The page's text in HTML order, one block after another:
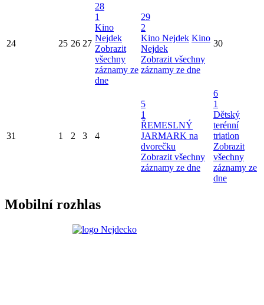
24 25 26 27
28
1
Kino
Nejdek
Zobrazit
všechny
záznamy ze
dne
29
2
Kino Nejdek Kino
Nejdek
Zobrazit všechny
záznamy ze dne
30
31 1 2 3 4
5
1
ŘEMESLNÝ
JARMARK na
dvorečku
Zobrazit všechny
záznamy ze dne
6
1
Dětský
terénní
triatlon
Zobrazit
všechny
záznamy ze
dne
Mobilní rozhlas